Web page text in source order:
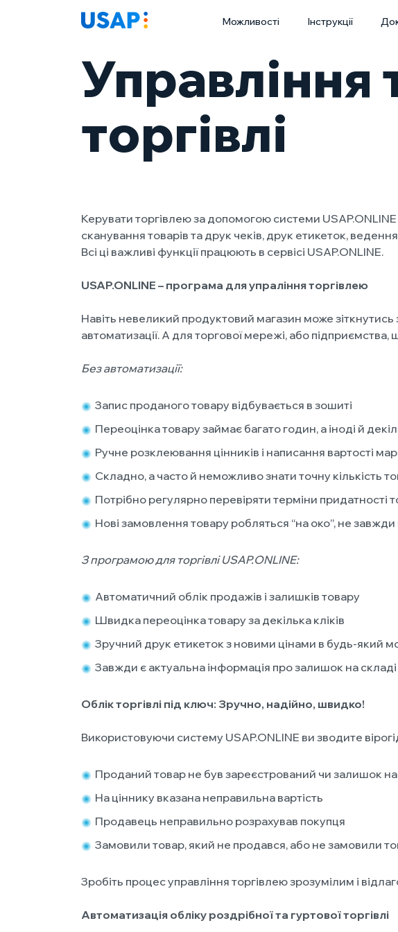
Можливості Інструкції
Управління
торгівлі
Керувати торгівлею за допомогою системи USAP.ONLINE
сканування товарів та друк чеків, друк етикеток,
Всі ці важливі функції працюють в сервісі USAP.ONLINE.
USAP.ONLINE – програма для упраління торгівлею
Навіть невеликий продуктовий магазин може
автоматизації. А для торгової мережі, або
Без автоматизації:
Запис проданого товару відбувається в зошиті
Переоцінка товару займає багато годин, а іноді й
Ручне розклеювання цінників і написання вартості
Складно, а часто й неможливо знати точну кількість
Потрібно регулярно перевіряти терміни придатності
Нові замовлення товару робляться “на око”, не
З програмою для торгівлі USAP.ONLINE:
Автоматичний облік продажів і залишків товару
Швидка переоцінка товару за декілька кліків
Зручний друк етикеток з новими цінами в будь-який
Завжди є актуальна інформація про залишок на складі
Облік торгівлі під ключ: Зручно, надійно, швидко!
Використовуючи систему USAP.ONLINE ви зводите
Проданий товар не був зареєстрований чи залишок
На ціннику вказана неправильна вартість
Продавець неправильно розрахував покупця
Замовили товар, який не продався, або не замовили
Зробіть процес управління торгівлею зрозумілим і
Автоматизація обліку роздрібної та гуртової торгівлі